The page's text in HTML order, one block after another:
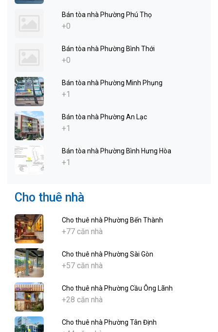
Bán tòa nhà Phường Phú Thọ
+0
Bán tòa nhà Phường Bình Thới
+0
Bán tòa nhà Phường Minh Phụng
+1
Bán tòa nhà Phường An Lạc
+1
Bán tòa nhà Phường Bình Hưng Hòa
+1
Cho thuê nhà
Cho thuê nhà Phường Bến Thành
+77 căn nhà
Cho thuê nhà Phường Sài Gòn
+57 căn nhà
Cho thuê nhà Phường Cầu Ông Lãnh
+28 căn nhà
Cho thuê nhà Phường Tân Định